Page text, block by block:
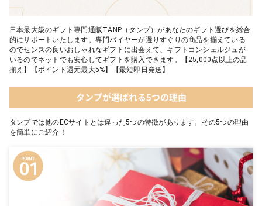
日本最大級のギフト専門通販TANP（タンプ）があなたのギフト選びを総合
的にサポートいたします。専門バイヤーが選りすぐりの商品を揃えている
のでセンスの良いおしゃれなギフトに出会えて、ギフトコンシェルジュが
いるのでネットでも安心してギフトを購入できます。【25,000点以上の品
揃え】【ポイント還元最大5%】【最短即日発送】
タンプが選ばれる5つの理由
タンプでは他のECサイトとは違った5つの特徴があります。その5つの理由
を簡単にご紹介！